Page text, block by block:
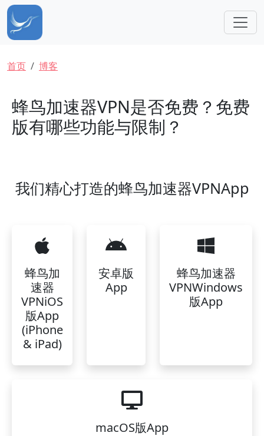
跳转到主要内容
面包屑
首页 博客
蜂鸟加速器VPN是否免费？免费
版有哪些功能与限制？
我们精心打造的蜂鸟加速器VPNApp
蜂鸟加
速器
VPNiOS
版App
(iPhone
& iPad)
安卓版
App
蜂鸟加速器
VPNWindows
版App
macOS版App